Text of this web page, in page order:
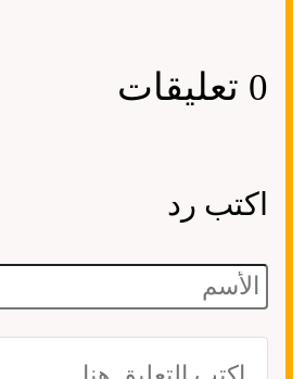
0 تعليقات
اكتب رد